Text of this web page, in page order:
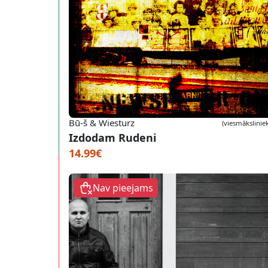
Bū-š & Wiesturz
Izdodam Rudeni
14.99€
Nav pieejams